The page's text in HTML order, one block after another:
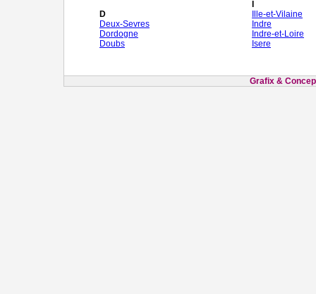
D
Deux-Sevres
Dordogne
Doubs
Ille-et-Vilaine
Indre
Indre-et-Loire
Isere
Grafix &